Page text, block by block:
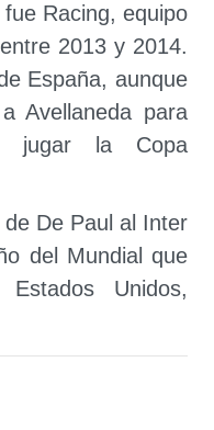
Racing, equipo
2013 y 2014.
España, aunque
Avellaneda para
jugar la Copa
De Paul al Inter
del Mundial que
Unidos,